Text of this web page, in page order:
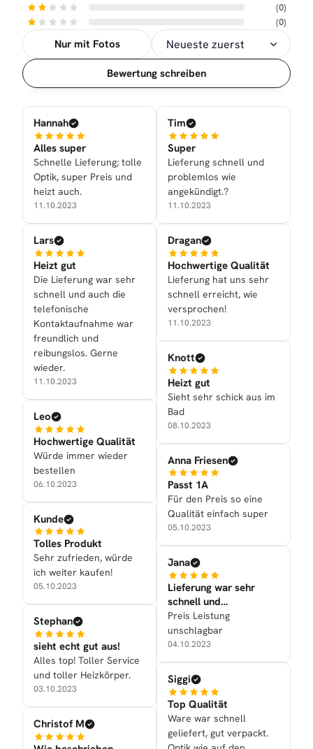
(0)
(0)
Nur mit Fotos
Sortierung
Bewertung schreiben
Hannah
Alles super
Schnelle Lieferung; tolle
Optik, super Preis und
heizt auch.
11.10.2023
Lars
Heizt gut
Die Lieferung war sehr
schnell und auch die
telefonische
Kontaktaufnahme war
freundlich und
reibungslos. Gerne
wieder.
11.10.2023
Leo
Hochwertige Qualität
Würde immer wieder
bestellen
06.10.2023
Kunde
Tolles Produkt
Sehr zufrieden, würde
ich weiter kaufen!
05.10.2023
Stephan
sieht echt gut aus!
Alles top! Toller Service
und toller Heizkörper.
03.10.2023
Christof M
Tim
Super
Lieferung schnell und
problemlos wie
angekündigt.?
11.10.2023
Dragan
Hochwertige Qualität
Lieferung hat uns sehr
schnell erreicht, wie
versprochen!
11.10.2023
Knott
Heizt gut
Sieht sehr schick aus im
Bad
08.10.2023
Anna Friesen
Passt 1A
Für den Preis so eine
Qualität einfach super
05.10.2023
Jana
Lieferung war sehr
schnell und
Verarbeitung war gut
Preis Leistung
unschlagbar
04.10.2023
Siggi
Top Qualität
Ware war schnell
geliefert, gut verpackt.